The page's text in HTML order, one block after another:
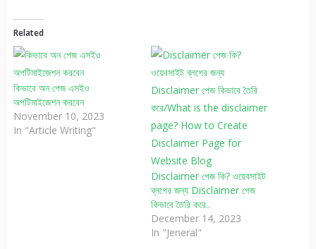
Related
কিভাবে অন পেজ এসইও
অপটিমাইজেশন করবেন
November 10, 2023
In "Article Writing"
Disclaimer পেজ কি? ওয়েবসাইট
ব্লগের জন্য Disclaimer পেজ
কিভাবে তৈরি করে..
December 14, 2023
In "Jeneral"